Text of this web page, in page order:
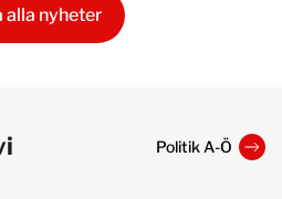
alla nyheter
Politik A-Ö